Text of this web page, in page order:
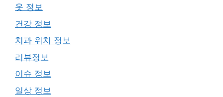
옷 정보
건강 정보
치과 위치 정보
리뷰정보
이슈 정보
일상 정보